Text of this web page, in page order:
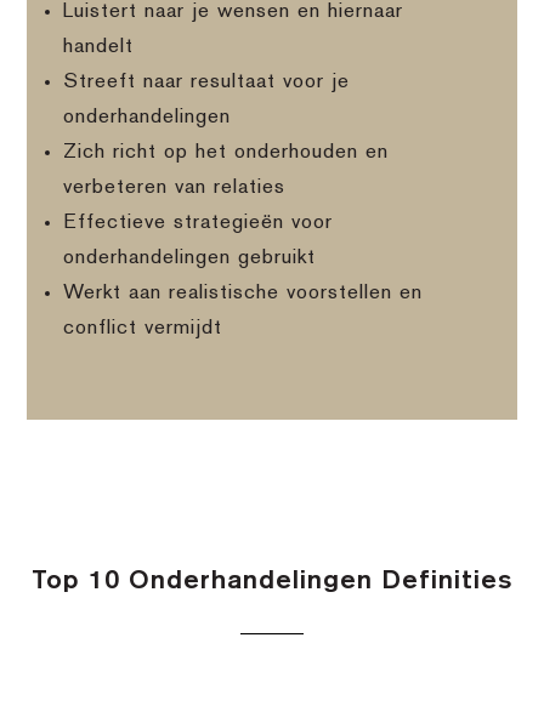
Luistert naar je wensen en hiernaar
handelt
Streeft naar resultaat voor je
onderhandelingen
Zich richt op het onderhouden en
verbeteren van relaties
Effectieve strategieën voor
onderhandelingen gebruikt
Werkt aan realistische voorstellen en
conflict vermijdt
Top 10 Onderhandelingen Definities